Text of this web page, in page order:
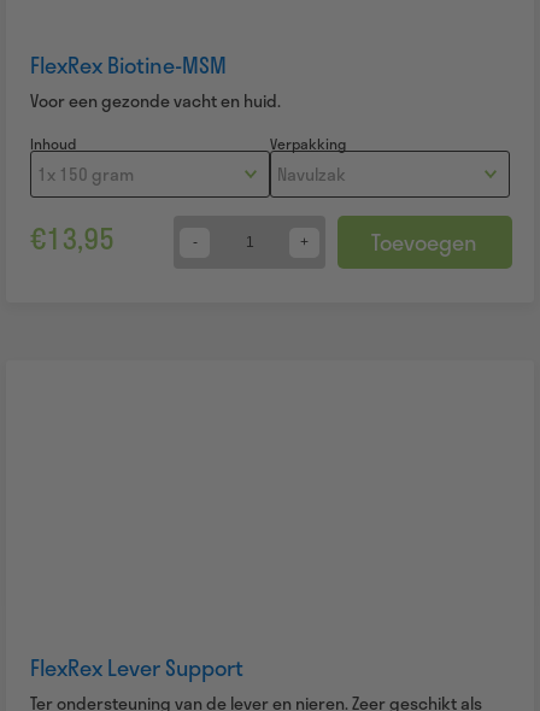
FlexRex Biotine-MSM
Voor een gezonde vacht en huid.
Inhoud Verpakking
€13,95 Quantity Toevoegen
FlexRex Lever Support
Ter ondersteuning van de lever en nieren. Zeer geschikt als